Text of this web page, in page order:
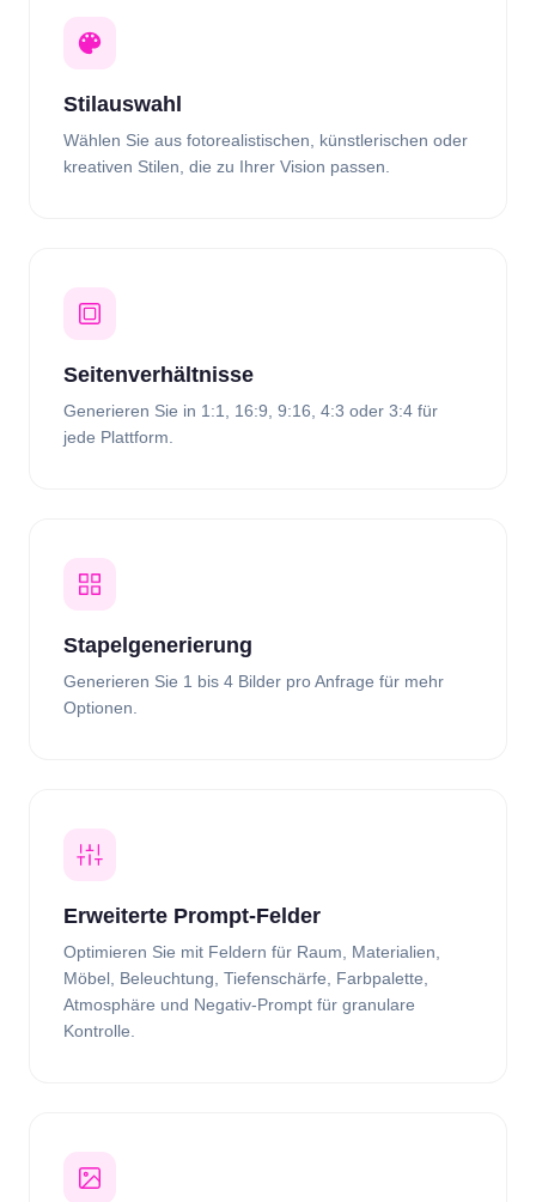
Stilauswahl
Wählen Sie aus fotorealistischen, künstlerischen oder
kreativen Stilen, die zu Ihrer Vision passen.
Seitenverhältnisse
Generieren Sie in 1:1, 16:9, 9:16, 4:3 oder 3:4 für
jede Plattform.
Stapelgenerierung
Generieren Sie 1 bis 4 Bilder pro Anfrage für mehr
Optionen.
Erweiterte Prompt-Felder
Optimieren Sie mit Feldern für Raum, Materialien,
Möbel, Beleuchtung, Tiefenschärfe, Farbpalette,
Atmosphäre und Negativ-Prompt für granulare
Kontrolle.